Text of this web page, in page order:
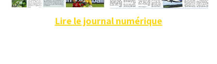
Lire le journal numérique